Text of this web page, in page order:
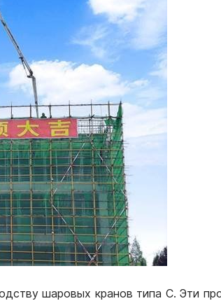
шаровых кранов типа C. Эти